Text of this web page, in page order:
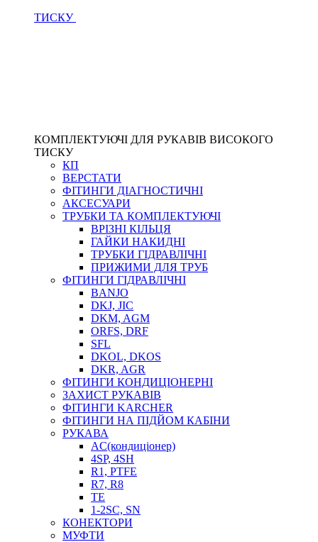
ТИСКУ
КОМПЛЕКТУЮЧІ ДЛЯ РУКАВІВ ВИСОКОГО
ТИСКУ
КП
ВЕРСТАТИ
ФІТИНГИ ДІАГНОСТИЧНІ
АКСЕСУАРИ
ТРУБКИ ТА КОМПЛЕКТУЮЧІ
ВРІЗНІ КІЛЬЦЯ
ГАЙКИ НАКИДНІ
ТРУБКИ ГІДРАВЛІЧНІ
ПРИЖИМИ ДЛЯ ТРУБ
ФІТИНГИ ГІДРАВЛІЧНІ
BANJO
DKJ, JIC
DKM, AGM
ORFS, DRF
SFL
DKOL, DKOS
DKR, AGR
ФІТИНГИ КОНДИЦІОНЕРНІ
ЗАХИСТ РУКАВІВ
ФІТИНГИ KARCHER
ФІТИНГИ НА ПІДЙОМ КАБІНИ
РУКАВА
AC(кондиціонер)
4SP, 4SH
R1, PTFE
R7, R8
TE
1-2SC, SN
КОНЕКТОРИ
МУФТИ